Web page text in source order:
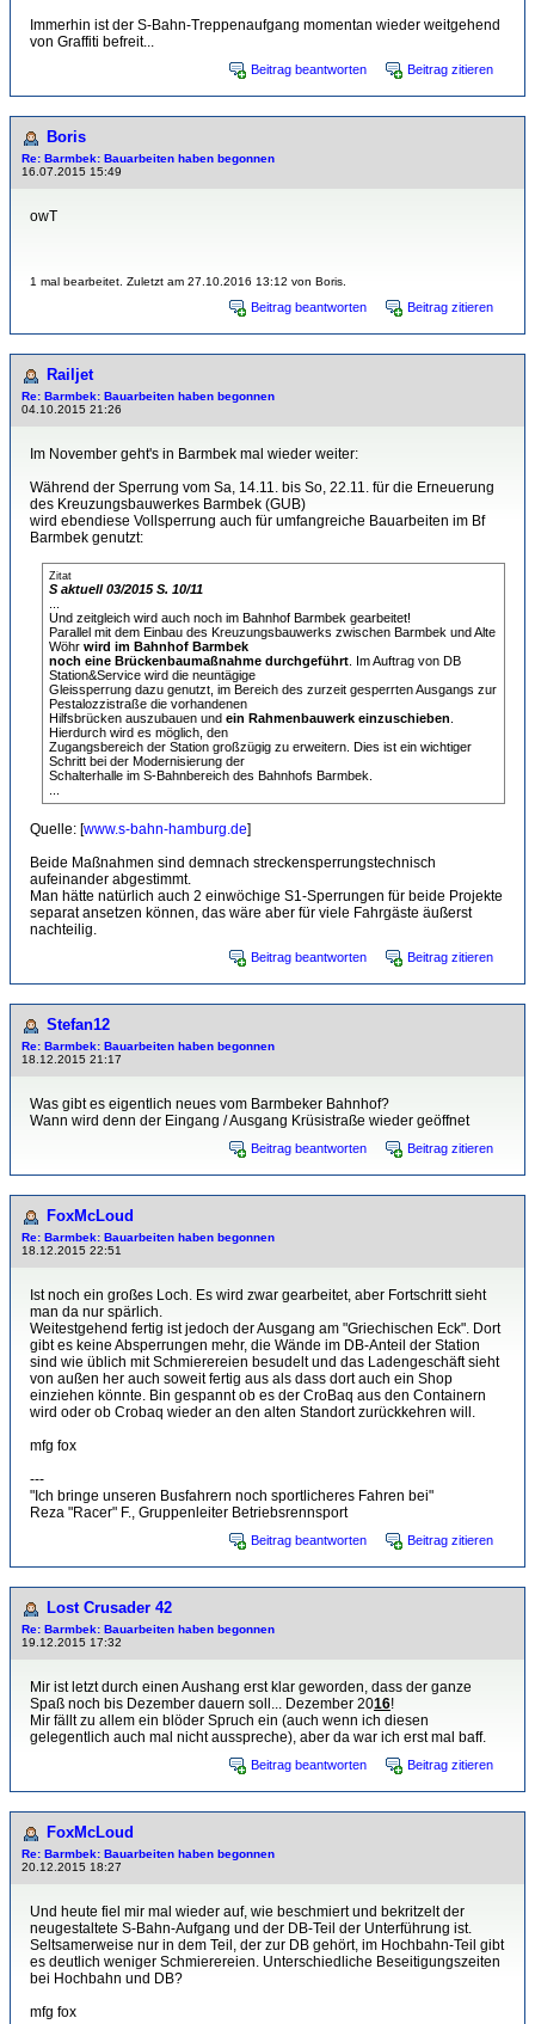
Immerhin ist der S-Bahn-Treppenaufgang momentan wieder weitgehend
von Graffiti befreit...
Beitrag beantworten Beitrag zitieren
Boris
Re: Barmbek: Bauarbeiten haben begonnen
16.07.2015 15:49
owT
1 mal bearbeitet. Zuletzt am 27.10.2016 13:12 von Boris.
Beitrag beantworten Beitrag zitieren
Railjet
Re: Barmbek: Bauarbeiten haben begonnen
04.10.2015 21:26
Im November geht's in Barmbek mal wieder weiter:
Während der Sperrung vom Sa, 14.11. bis So, 22.11. für die Erneuerung
des Kreuzungsbauwerkes Barmbek (GUB)
wird ebendiese Vollsperrung auch für umfangreiche Bauarbeiten im Bf
Barmbek genutzt:
Zitat
S aktuell 03/2015 S. 10/11
Und zeitgleich wird auch noch im Bahnhof Barmbek gearbeitet!
Parallel mit dem Einbau des Kreuzungsbauwerks zwischen Barmbek und Alte
Wöhr wird im Bahnhof Barmbek
noch eine Brückenbaumaßnahme durchgeführt . Im Auftrag von DB
Station&Service wird die neuntägige
Gleissperrung dazu genutzt, im Bereich des zurzeit gesperrten Ausgangs zur
Pestalozzistraße die vorhandenen
Hilfsbrücken auszubauen und ein Rahmenbauwerk einzuschieben
Hierdurch wird es möglich, den
Zugangsbereich der Station großzügig zu erweitern. Dies ist ein wichtiger
Schritt bei der Modernisierung der
Schalterhalle im S-Bahnbereich des Bahnhofs Barmbek.
Quelle: [www.s-bahn-hamburg.de]
Beide Maßnahmen sind demnach streckensperrungstechnisch
aufeinander abgestimmt.
Man hätte natürlich auch 2 einwöchige S1-Sperrungen für beide Projekte
separat ansetzen können, das wäre aber für viele Fahrgäste äußerst
nachteilig.
Beitrag beantworten Beitrag zitieren
Stefan12
Re: Barmbek: Bauarbeiten haben begonnen
18.12.2015 21:17
Was gibt es eigentlich neues vom Barmbeker Bahnhof?
Wann wird denn der Eingang / Ausgang Krüsistraße wieder geöffnet
Beitrag beantworten Beitrag zitieren
FoxMcLoud
Re: Barmbek: Bauarbeiten haben begonnen
18.12.2015 22:51
Ist noch ein großes Loch. Es wird zwar gearbeitet, aber Fortschritt sieht
man da nur spärlich.
Weitestgehend fertig ist jedoch der Ausgang am "Griechischen Eck". Dort
gibt es keine Absperrungen mehr, die Wände im DB-Anteil der Station
sind wie üblich mit Schmierereien besudelt und das Ladengeschäft sieht
von außen her auch soweit fertig aus als dass dort auch ein Shop
einziehen könnte. Bin gespannt ob es der CroBaq aus den Containern
wird oder ob Crobaq wieder an den alten Standort zurückkehren will.
mfg fox
---
"Ich bringe unseren Busfahrern noch sportlicheres Fahren bei"
Reza "Racer" F., Gruppenleiter Betriebsrennsport
Beitrag beantworten Beitrag zitieren
Lost Crusader 42
Re: Barmbek: Bauarbeiten haben begonnen
19.12.2015 17:32
Mir ist letzt durch einen Aushang erst klar geworden, dass der ganze
Spaß noch bis Dezember dauern soll... Dezember 2016!
Mir fällt zu allem ein blöder Spruch ein (auch wenn ich diesen
gelegentlich auch mal nicht ausspreche), aber da war ich erst mal baff.
Beitrag beantworten Beitrag zitieren
FoxMcLoud
Re: Barmbek: Bauarbeiten haben begonnen
20.12.2015 18:27
Und heute fiel mir mal wieder auf, wie beschmiert und bekritzelt der
neugestaltete S-Bahn-Aufgang und der DB-Teil der Unterführung ist.
Seltsamerweise nur in dem Teil, der zur DB gehört, im Hochbahn-Teil gibt
es deutlich weniger Schmierereien. Unterschiedliche Beseitigungszeiten
bei Hochbahn und DB?
mfg fox